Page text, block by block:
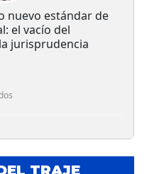
nuevo estándar de
el vacío del
jurisprudencia